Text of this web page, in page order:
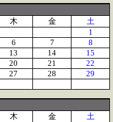
木 金
土
1
6 7
8
13 14
15
20 21
22
27 28
29
木 金
土